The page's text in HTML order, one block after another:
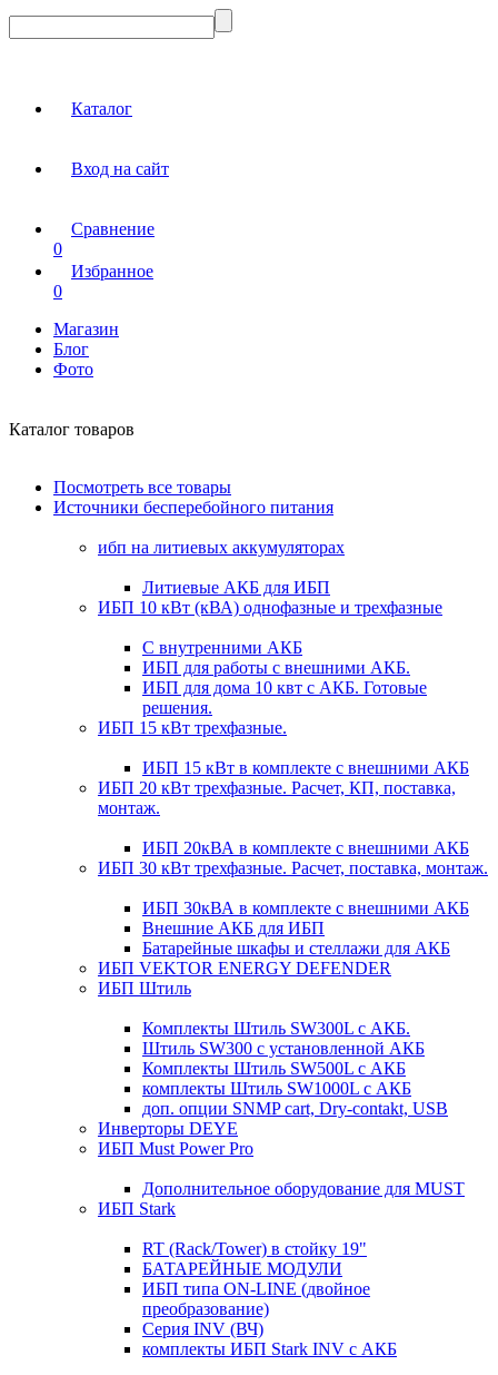
Каталог
Вход на сайт
Сравнение
0
Избранное
0
Магазин
Блог
Фото
Каталог товаров
Посмотреть все товары
Источники бесперебойного питания
ибп на литиевых аккумуляторах
Литиевые АКБ для ИБП
ИБП 10 кВт (кВА) однофазные и трехфазные
С внутренними АКБ
ИБП для работы с внешними АКБ.
ИБП для дома 10 квт с АКБ. Готовые
решения.
ИБП 15 кВт трехфазные.
ИБП 15 кВт в комплекте с внешними АКБ
ИБП 20 кВт трехфазные. Расчет, КП, поставка,
монтаж.
ИБП 20кВА в комплекте с внешними АКБ
ИБП 30 кВт трехфазные. Расчет, поставка, монтаж.
ИБП 30кВА в комплекте с внешними АКБ
Внешние АКБ для ИБП
Батарейные шкафы и стеллажи для АКБ
ИБП VEKTOR ENERGY DEFENDER
ИБП Штиль
Комплекты Штиль SW300L с АКБ.
Штиль SW300 с установленной АКБ
Комплекты Штиль SW500L с АКБ
комплекты Штиль SW1000L с АКБ
доп. опции SNMP cart, Dry-contakt, USB
Инверторы DEYE
ИБП Must Power Pro
Дополнительное оборудование для MUST
ИБП Stark
RT (Rack/Tower) в стойку 19"
БАТАРЕЙНЫЕ МОДУЛИ
ИБП типа ON-LINE (двойное
преобразование)
Серия INV (ВЧ)
комплекты ИБП Stark INV с АКБ